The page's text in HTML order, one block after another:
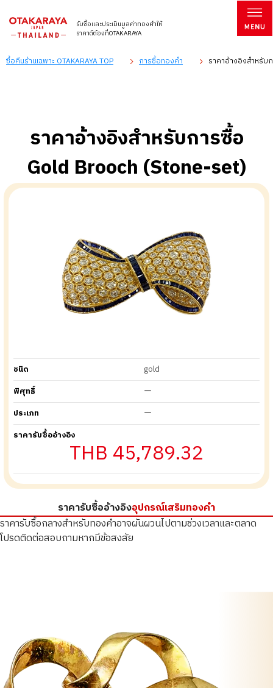
รับซื้อและประเมินมูลค่าทองคำให้
ราคาดีต้องที่OTAKARAYA
ซื้อคืนร้านเฉพาะ OTAKARAYA TOP การซื้อทองคำ ราคาอ้างอิงสำหรับ
ราคาอ้างอิงสำหรับการซื้อ
Gold Brooch (Stone-set)
ชนิด
gold
พิศุทธิ์
ー
ประเภท
ー
ราคารับซื้ออ้างอิง
THB 45,789.32
ราคารับซื้ออ้างอิงอุปกรณ์เสริมทองคำ
ราคารับซื้อกลางสำหรับทองคำอาจผันผวนไปตามช่วงเวลาและตลาด
โปรดติดต่อสอบถามหากมีข้อสงสัย